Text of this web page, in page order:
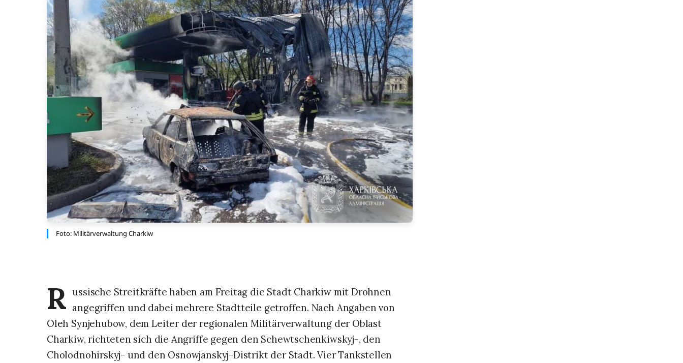
Foto: Militärverwaltung Charkiw
R ussische Streitkräfte haben am Freitag die Stadt Charkiw mit Drohnen
angegriffen und dabei mehrere Stadtteile getroffen. Nach Angaben von
Oleh Synjehubow, dem Leiter der regionalen Militärverwaltung der Oblast
Charkiw, richteten sich die Angriffe gegen den Schewtschenkiwskyj-, den
Cholodnohirskyj- und den Osnowjanskyj-Distrikt der Stadt. Vier Tankstellen